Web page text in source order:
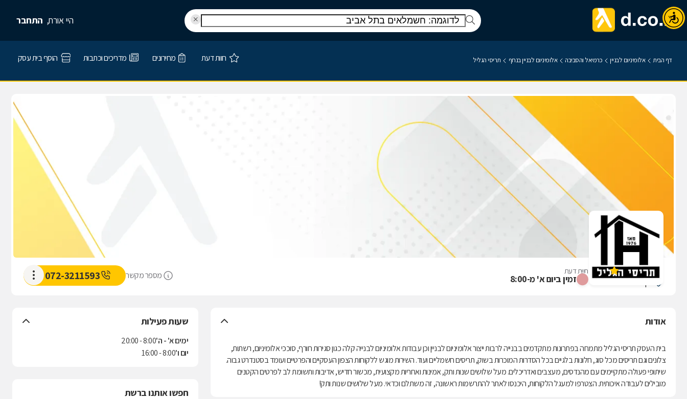
היי אורח, התחבר
דף הבית אלומיניום לבניין כרמיאל והסביבה אלומיניום לבניין בנחף תריסי הגליל חוות דעת מחירונים מדריכים וכתבות הוסף בית עסק
זמין ביום א' מ-8:00
תריסי הגליל אין עדיין חוות דעת
נחף
מספר מקשר 072-3211593
אודות
בית העסק תריסי הגליל מתמחה בפתרונות מתקדמים בבנייה לרבות ייצור אלומיניום לבניין וכן עבודות אלומיניום לבנייה קלה כגון סגירות חורף, סוככי אלומיניום, רשתות,
צלונים וגם תריסים מכל סוג, חלונות בלגיים בכל הסדרות המוכרות בשוק, תריסים חשמליים ועוד. השירות מוגש ללקוחות הצפון העסקיים והפרטיים ועומד בסטנדרט גבוה.
שיתופי פעולה מתקיימים עם מהנדסים, מעצבים ואדריכלים. מעל שלושים שנות ותק, אמינות ואחריות מקצועית, מכשור חדיש, אדיבות ותשומת לב לפרטים הקטנים
מובילים לעבודה איכותית. הצטרפו למעגל הלקוחות, היכנסו לאתר להתרשמות ראשונה, זה משתלם וכדאי. מעל שלושים שנות ותק!
שעות פעילות
ימים א' - ה'8:00 - 20:00
יום ו'8:00 - 16:00
חפשו אותנו ברשת